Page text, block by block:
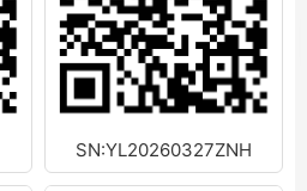
SN:YL20260327ZNH